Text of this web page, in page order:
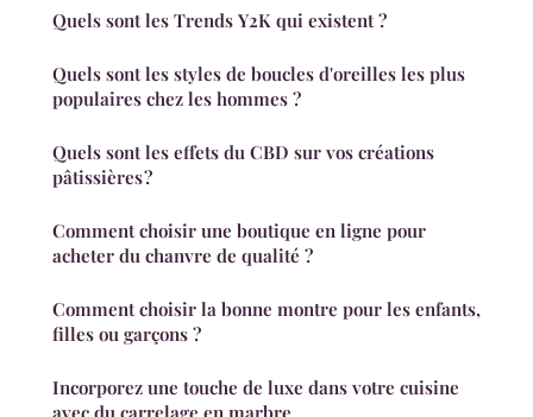
Quels sont les Trends Y2K qui existent ?
Quels sont les styles de boucles d'oreilles les plus
populaires chez les hommes ?
Quels sont les effets du CBD sur vos créations
pâtissières ?
Comment choisir une boutique en ligne pour
acheter du chanvre de qualité ?
Comment choisir la bonne montre pour les enfants,
filles ou garçons ?
Incorporez une touche de luxe dans votre cuisine
avec du carrelage en marbre